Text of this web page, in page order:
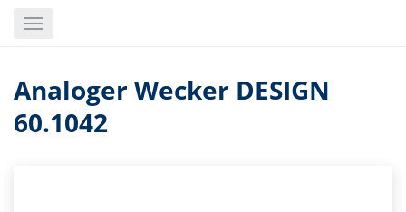
Toggle
Analoger Wecker DESIGN
60.1042